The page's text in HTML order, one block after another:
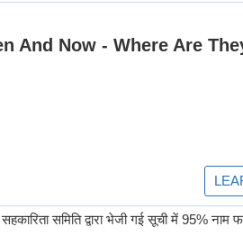
समिति द्वारा भेजी गई सूची में 95% नाम